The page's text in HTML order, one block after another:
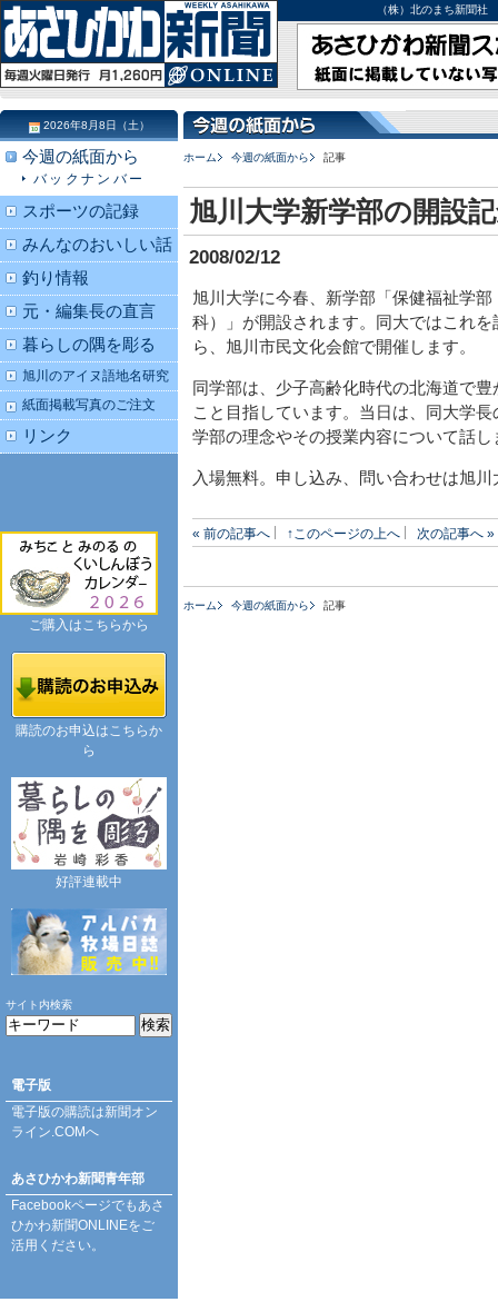
（株）北のまち新聞
ホーム 今週の紙面から 記事
旭川大学新学部の開設
2008/02/12
旭川大学に今春、新学部「保健福祉学
科）」が開設されます。同大ではこれ
ら、旭川市民文化会館で開催します。
同学部は、少子高齢化時代の北海道で
こと目指しています。当日は、同大学
学部の理念やその授業内容について話し
入場無料。申し込み、問い合わせは旭
« 前の記事へ ↑このページの上へ 次の記事へ »
ホーム 今週の紙面から 記事
2026年8月8日（土）
今週の紙面から
バックナンバー
スポーツの記録
みんなのおいしい話
釣り情報
元・編集長の直言
暮らしの隅を彫る
旭川のアイヌ語地名研究
紙面掲載写真のご注文
リンク
ご購入はこちらから
購読のお申込はこちらか
ら
好評連載中
サイト内検索
電子版
電子版の購読は新聞オン
ライン.COMへ
あさひかわ新聞青年部
Facebookページでもあさ
ひかわ新聞ONLINEをご
活用ください。